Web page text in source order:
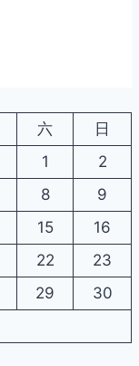
六
日
1
2
8
9
15
16
22
23
29
30